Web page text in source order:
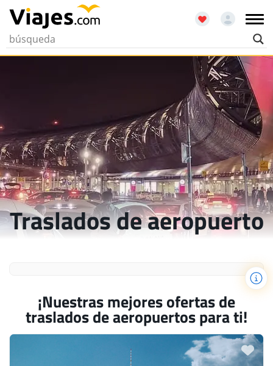
Traslados de aeropuerto
¡Nuestras mejores ofertas de
traslados de aeropuertos para ti!